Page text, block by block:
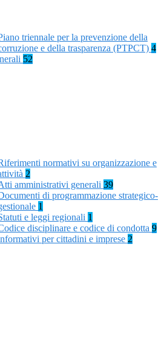
triennale per la prevenzione della
e della trasparenza (PTPCT) 4
52
normativi su organizzazione e
2
amministrativi generali 39
di programmazione strategico-
1
e leggi regionali 1
disciplinare e codice di condotta 9
per cittadini e imprese 2